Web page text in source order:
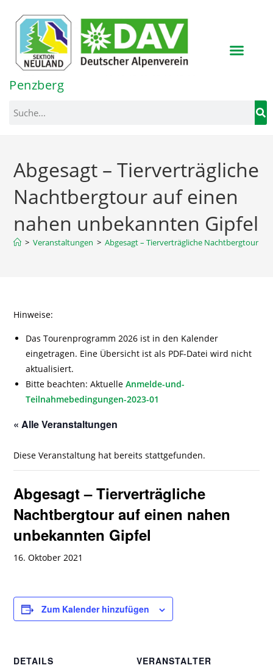
springen
Penzberg
Abgesagt – Tierverträgliche
Nachtbergtour auf einen
nahen unbekannten Gipfel
> Veranstaltungen > Abgesagt – Tierverträgliche Nachtbergtour
Hinweise:
Das Tourenprogramm 2026 ist in den Kalender
eingetragen. Eine Übersicht ist als PDF-Datei wird nicht
aktualisiert.
Bitte beachten: Aktuelle Anmelde-und-
Teilnahmebedingungen-2023-01
« Alle Veranstaltungen
Diese Veranstaltung hat bereits stattgefunden.
Abgesagt – Tierverträgliche
Nachtbergtour auf einen nahen
unbekannten Gipfel
16. Oktober 2021
Zum Kalender hinzufügen
DETAILS
VERANSTALTER